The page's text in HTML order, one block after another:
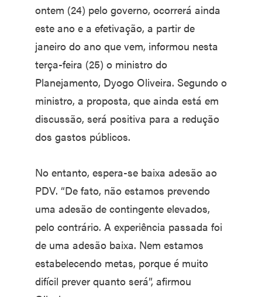
ontem (24) pelo governo, ocorrerá ainda
este ano e a efetivação, a partir de
janeiro do ano que vem, informou nesta
terça-feira (25) o ministro do
Planejamento, Dyogo Oliveira. Segundo o
ministro, a proposta, que ainda está em
discussão, será positiva para a redução
dos gastos públicos.
No entanto, espera-se baixa adesão ao
PDV. “De fato, não estamos prevendo
uma adesão de contingente elevados,
pelo contrário. A experiência passada foi
de uma adesão baixa. Nem estamos
estabelecendo metas, porque é muito
difícil prever quanto será”, afirmou